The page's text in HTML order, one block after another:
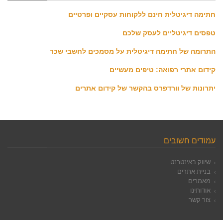
חתימה דיגיטלית חינם ללקוחות עסקיים ופרטיים
טפסים דיגיטליים לעסק שלכם
התרומה של חתימה דיגיטלית על מסמכים לחשבי שכר
קידום אתרי רפואה: טיפים מעשיים
יתרונות של וורדפרס בהקשר של קידום אתרים
עמודים חשובים
שיווק באינטרנט
בניית אתרים
מאמרים
אודותינו
צור קשר